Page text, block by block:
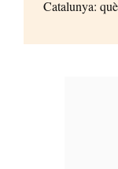
Catalunya: